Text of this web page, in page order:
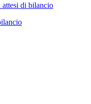
di bilancio